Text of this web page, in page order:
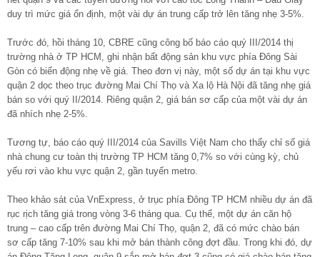
duy trì mức giá ổn định, một vài dự án trung cấp trở lên tăng nhẹ 3-5%.
Trước đó, hồi tháng 10, CBRE cũng công bố báo cáo quý III/2014 thị
trường nhà ở TP HCM, ghi nhận bất động sản khu vực phía Đông Sài
Gòn có biến động nhẹ về giá. Theo đơn vị này, một số dự án tại khu vực
quận 2 dọc theo trục đường Mai Chí Thọ và Xa lộ Hà Nội đã tăng nhẹ giá
bán so với quý II/2014. Riêng quận 2, giá bán sơ cấp của một vài dự án
đã nhích nhẹ 2-5%.
Tương tự, báo cáo quý III/2014 của Savills Việt Nam cho thấy chỉ số giá
nhà chung cư toàn thị trường TP HCM tăng 0,7% so với cùng kỳ, chủ
yếu rơi vào khu vực quận 2, gần tuyến metro.
Theo khảo sát của VnExpress, ở trục phía Đông TP HCM nhiều dự án đã
rục rịch tăng giá trong vòng 3-6 tháng qua. Cụ thể, một dự án căn hộ
trung – cao cấp trên đường Mai Chí Thọ, quận 2, đã có mức chào bán
sơ cấp tăng 7-10% sau khi mở bán thành công đợt đầu. Trong khi đó, dự